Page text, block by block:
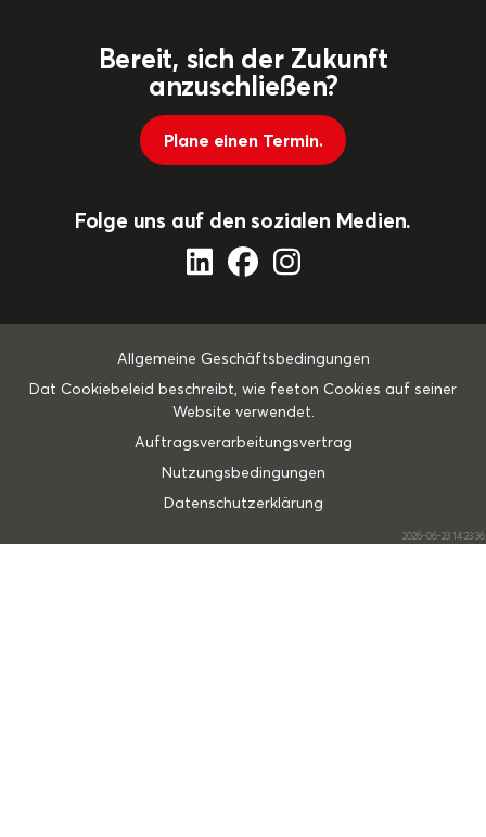
Bereit, sich der Zukunft
anzuschließen?
Plane einen Termin.
Folge uns auf den sozialen Medien.
Allgemeine Geschäftsbedingungen
Dat Cookiebeleid beschreibt, wie feeton Cookies auf seiner
Website verwendet.
Auftragsverarbeitungsvertrag
Nutzungsbedingungen
Datenschutzerklärung
2026-06-23 14:23:36